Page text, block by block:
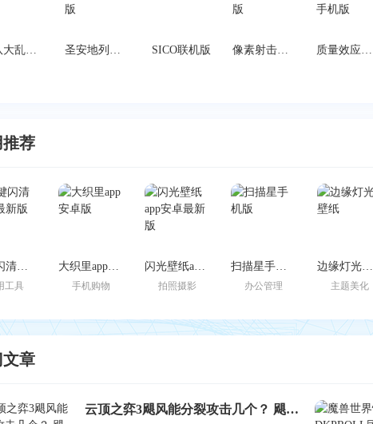
军队大乱斗最新版 圣安地列斯信徒中文版 SICO联机版 像素射击国际服安卓版 质量效应传奇版汉化手机版
荐
一键闪清官方最新版
工具
大织里app安卓版
手机购物
闪光壁纸app安卓最新版
拍照摄影
扫描星手机版
办公管理
边缘灯光壁纸
主题美化
章
云顶之弈3飓风能分裂攻击几个？ 飓风BUG爆料